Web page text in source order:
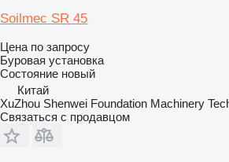
Soilmec SR 45
Цена по запросу
Буровая установка
Состояние новый
Китай
XuZhou Shenwei Foundation Machinery
Связаться с продавцом